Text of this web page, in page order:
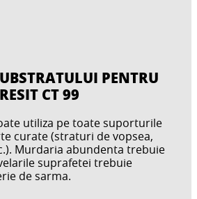
PENTRU
CT 99
utiliza pe toate suporturile
curate (straturi de vopsea,
Murdaria abundenta trebuie
suprafetei trebuie
de sarma.